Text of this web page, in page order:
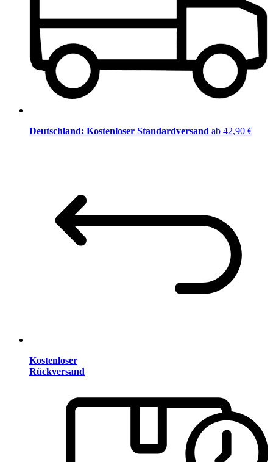
Deutschland: Kostenloser Standardversand ab 42,90 €
Kostenloser
Rückversand